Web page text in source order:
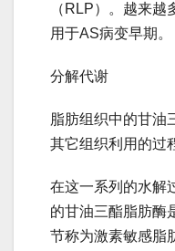
（RLP）。越来
用于AS病变早
分解代谢
脂肪组织中的甘油
其它组织利用的过
在这一系列的水解
的甘油三酯脂肪酶
节称为激素敏感脂